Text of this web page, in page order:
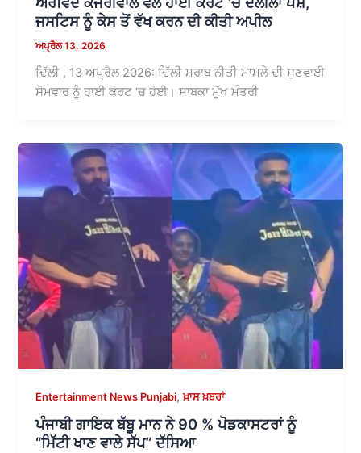
ਜਸਟਿਸ ਨੂੰ ਕੇਸ ਤੋਂ ਵੱਖ ਕਰਨ ਦੀ ਕੀਤੀ ਅਪੀਲ
ਅਪ੍ਰੈਲ 13, 2026
ਦਿੱਲੀ , 13 ਅਪ੍ਰੈਲ 2026: ਦਿੱਲੀ ਸ਼ਰਾਬ ਨੀਤੀ ਮਾਮਲੇ ਦੀ ਸੁਣਵਾਈ
ਸੋਮਵਾਰ ਨੂੰ ਹਾਈ ਕੋਰਟ ‘ਚ ਹੋਈ। ਸਾਬਕਾ ਮੁੱਖ ਮੰਤਰੀ
Entertainment News Punjabi,ਖ਼ਾਸ ਖ਼ਬਰਾਂ
ਪੰਜਾਬੀ ਗਾਇਕ ਬੱਬੂ ਮਾਨ ਨੇ 90 % ਪੋਡਕਾਸਟਰਾਂ ਨੂੰ
“ਮਿੱਟੀ ਖਾਣ ਵਾਲੇ ਸੱਪ” ਦੱਸਿਆ